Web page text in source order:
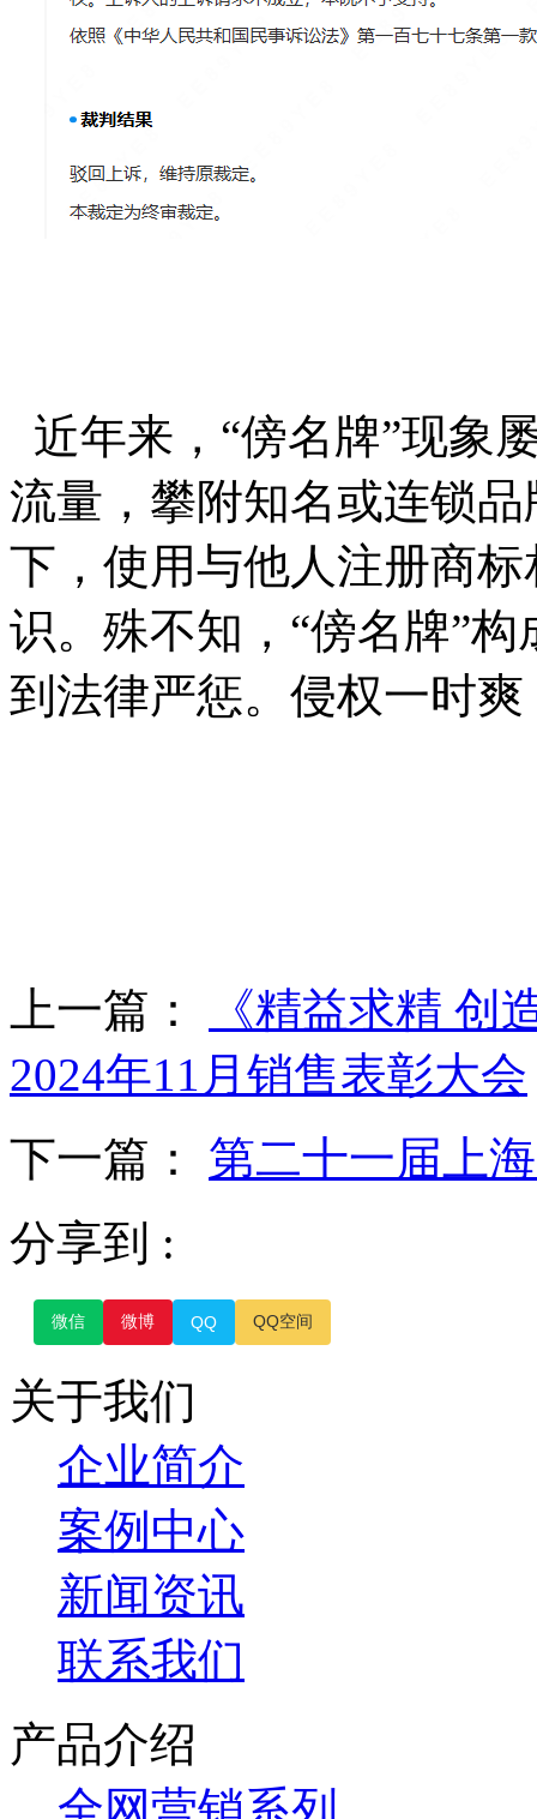
近年来， “傍名牌”现象
流量，攀附知名或连锁
下，使用与他人注册商
识。殊不知，“傍名牌”
到法律严惩。侵权一时
上一篇：
《精益求精 创
2024年11月销售表彰大会
下一篇： 第二十一届上
分享到 :
微信 微博 QQ QQ空间
关于我们
企业简介
案例中心
新闻资讯
联系我们
产品介绍